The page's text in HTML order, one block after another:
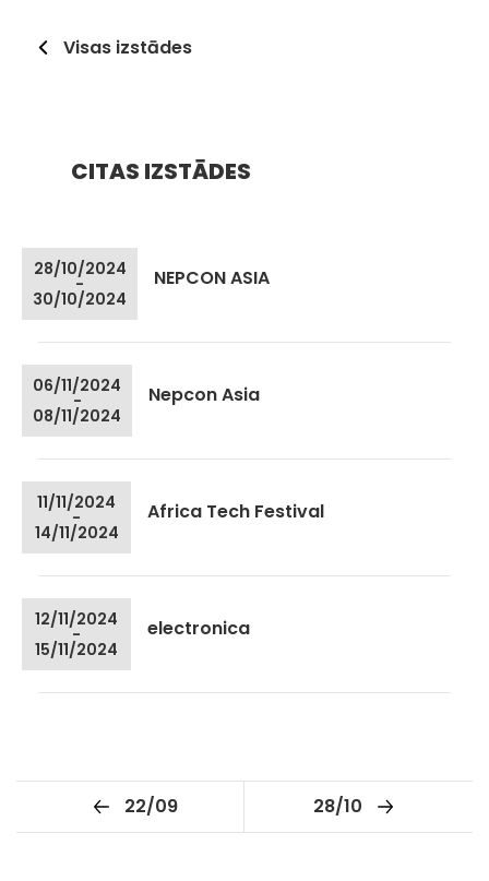
Visas izstādes
CITAS IZSTĀDES
28/10/2024
-
30/10/2024
NEPCON ASIA
06/11/2024
-
08/11/2024
Nepcon Asia
11/11/2024
-
14/11/2024
Africa Tech Festival
12/11/2024
-
15/11/2024
electronica
22/09 28/10